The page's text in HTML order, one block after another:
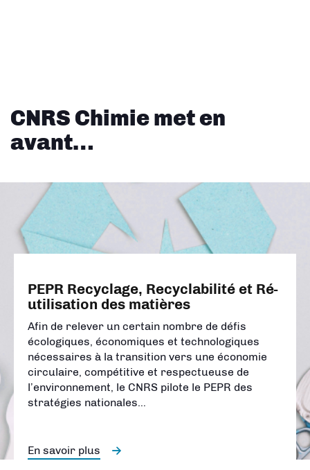
CNRS Chimie met en
avant…
PEPR Recyclage, Recyclabilité et Ré-
utilisation des matières
Afin de relever un certain nombre de défis
écologiques, économiques et technologiques
nécessaires à la transition vers une économie
circulaire, compétitive et respectueuse de
l’environnement, le CNRS pilote le PEPR des
stratégies nationales…
En savoir plus